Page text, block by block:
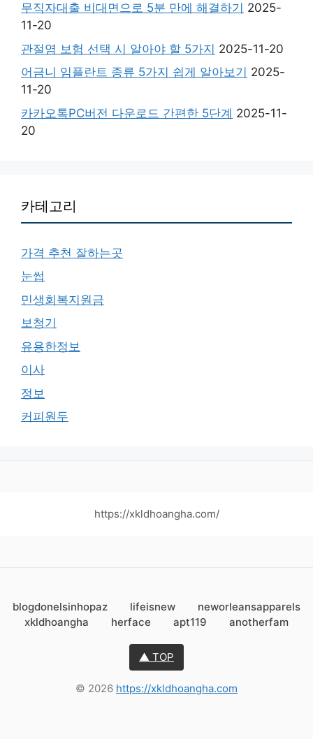
무직자대출 비대면으로 5분 만에 해결하기 2025-
11-20
관절염 보험 선택 시 알아야 할 5가지 2025-11-20
어금니 임플란트 종류 5가지 쉽게 알아보기 2025-
11-20
카카오톡PC버전 다운로드 간편한 5단계 2025-11-
20
카테고리
가격 추천 잘하는곳
눈썹
민생회복지원금
보청기
유용한정보
이사
정보
커피원두
https://xkldhoangha.com/
blogdonelsinhopaz lifeisnew
neworleansapparels
xkldhoangha
herface apt119 anotherfam
▲ TOP
© 2026 https://xkldhoangha.com